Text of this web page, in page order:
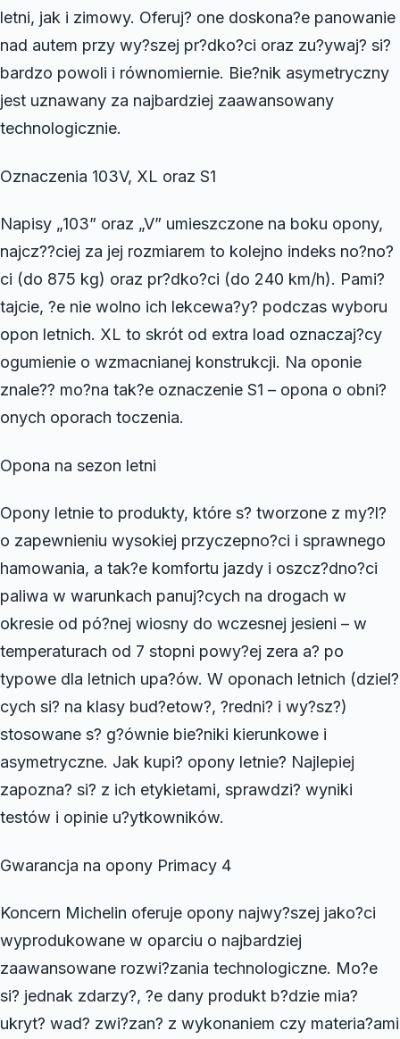
letni, jak i zimowy. Oferuj? one doskona?e panowanie
nad autem przy wy?szej pr?dko?ci oraz zu?ywaj? si?
bardzo powoli i równomiernie. Bie?nik asymetryczny
jest uznawany za najbardziej zaawansowany
technologicznie.
Oznaczenia 103V, XL oraz S1
Napisy „103” oraz „V” umieszczone na boku opony,
najcz??ciej za jej rozmiarem to kolejno indeks no?no?
ci (do 875 kg) oraz pr?dko?ci (do 240 km/h). Pami?
tajcie, ?e nie wolno ich lekcewa?y? podczas wyboru
opon letnich. XL to skrót od extra load oznaczaj?cy
ogumienie o wzmacnianej konstrukcji. Na oponie
znale?? mo?na tak?e oznaczenie S1 – opona o obni?
onych oporach toczenia.
Opona na sezon letni
Opony letnie to produkty, które s? tworzone z my?l?
o zapewnieniu wysokiej przyczepno?ci i sprawnego
hamowania, a tak?e komfortu jazdy i oszcz?dno?ci
paliwa w warunkach panuj?cych na drogach w
okresie od pó?nej wiosny do wczesnej jesieni – w
temperaturach od 7 stopni powy?ej zera a? po
typowe dla letnich upa?ów. W oponach letnich (dziel?
cych si? na klasy bud?etow?, ?redni? i wy?sz?)
stosowane s? g?ównie bie?niki kierunkowe i
asymetryczne. Jak kupi? opony letnie? Najlepiej
zapozna? si? z ich etykietami, sprawdzi? wyniki
testów i opinie u?ytkowników.
Gwarancja na opony Primacy 4
Koncern Michelin oferuje opony najwy?szej jako?ci
wyprodukowane w oparciu o najbardziej
zaawansowane rozwi?zania technologiczne. Mo?e
si? jednak zdarzy?, ?e dany produkt b?dzie mia?
ukryt? wad? zwi?zan? z wykonaniem czy materia?ami